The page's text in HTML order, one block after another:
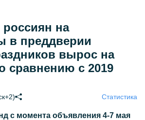
на
в преддверии
вырос на
сравнению с 2019
Статистика
с момента объявления 4-7 мая